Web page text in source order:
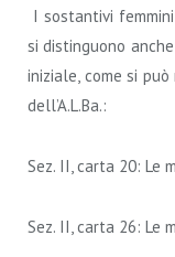
I sostantivi
si distinguono
iniziale, come si
dell’A.L.Ba.:
Sez. II, carta 20: Le
Sez. II, carta 26: Le